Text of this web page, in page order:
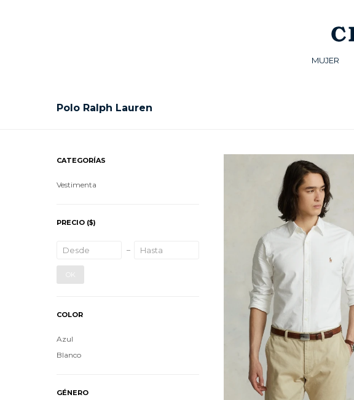
MUJER
Polo Ralph Lauren
CATEGORÍAS
Vestimenta
PRECIO ($)
OK
COLOR
Azul
Blanco
GÉNERO